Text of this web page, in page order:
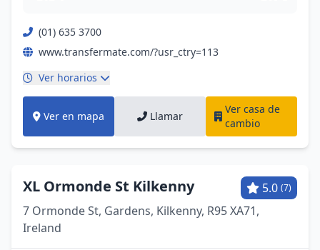
(01) 635 3700
www.transfermate.com/?usr_ctry=113
Ver horarios
Ver en mapa Llamar
Ver casa de
cambio
XL Ormonde St Kilkenny 5.0 (7)
7 Ormonde St, Gardens, Kilkenny, R95 XA71,
Ireland